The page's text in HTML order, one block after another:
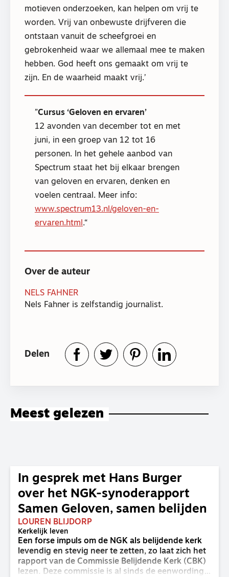
motieven onderzoeken, kan helpen om vrij te
worden. Vrij van onbewuste drijfveren die
ontstaan vanuit de scheefgroei en
gebrokenheid waar we allemaal mee te maken
hebben. God heeft ons gemaakt om vrij te
zijn. En de waarheid maakt vrij.’
Cursus ‘Geloven en ervaren’
12 avonden van december tot en met
juni, in een groep van 12 tot 16
personen. In het gehele aanbod van
Spectrum staat het bij elkaar brengen
van geloven en ervaren, denken en
voelen centraal. Meer info:
www.spectrum13.nl/geloven-en-
ervaren.html .
Over de auteur
NELS FAHNER
Nels Fahner is zelfstandig journalist.
Delen
Meest gelezen
In gesprek met Hans Burger
over het NGK-synoderapport
Samen Geloven, samen belijden
LOUREN BLIJDORP
Kerkelijk leven
Een forse impuls om de NGK als belijdende kerk
levendig en stevig neer te zetten, zo laat zich het
rapport van de Commissie Belijdende Kerk (CBK)
lezen. Deze commissie is al sinds de eenwording